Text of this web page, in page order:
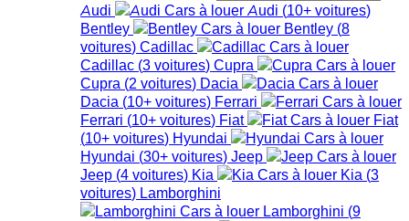
Audi Audi (10+ voitures)
Bentley
Bentley (8
voitures) Cadillac
Cadillac (3 voitures) Cupra
Cupra (2 voitures) Dacia
Dacia (10+ voitures) Ferrari
Ferrari (10+ voitures) Fiat
Fiat
(10+ voitures) Hyundai
Hyundai (30+ voitures) Jeep
Jeep (4 voitures) Kia Kia (3
voitures) Lamborghini
Lamborghini (9